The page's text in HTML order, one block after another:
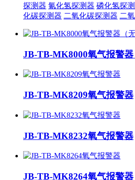
探测器 氰化氢探测器 磷化氢探
化碳探测器 二氧化碳探测器 二
JB-TB-MK8000氧气报警器
JB-TB-MK8209氧气报警器
JB-TB-MK8232氧气报警器
JB-TB-MK8264氧气报警器